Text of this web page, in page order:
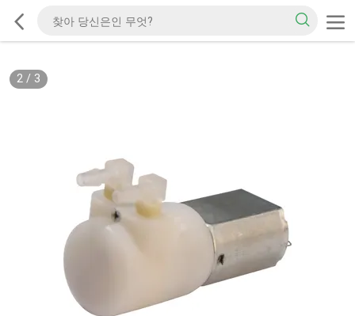
2/ 3